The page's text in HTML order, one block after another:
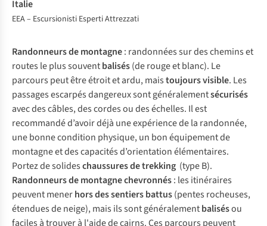
EEA – Escursionisti Esperti Attrezzati
Randonneurs de montagne: randonnées sur des chemins et
routes le plus souventbalisés(de rouge et blanc). Le
parcours peut être étroit et ardu, maistoujours visible. Les
passages escarpés dangereux sont généralementsécurisés
avec des câbles, des cordes ou des échelles. Il est
recommandé d’avoir déjà une expérience de la randonnée,
une bonne condition physique, un bon équipement de
montagne et des capacités d’orientation élémentaires.
Portez de solideschaussures de trekking (type B).
Randonneurs de montagne chevronnés: les itinéraires
peuvent menerhors des sentiers battus(pentes rocheuses,
étendues de neige), mais ils sont généralementbalisésou
faciles à trouver à l'aide de cairns. Ces parcours peuvent